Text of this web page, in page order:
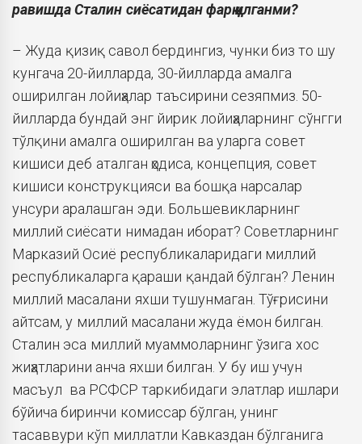
равишда Сталин сиёсатидан фарқ қилганми?
– Жуда қизиқ савол бердингиз, чунки биз то шу
кунгача 20-йилларда, 30-йилларда амалга
оширилган лойиҳалар таъсирини сезяпмиз. 50-
йилларда бундай энг йирик лойиҳаларнинг сўнгги
тўлқини амалга оширилган ва уларга совет
кишиси деб аталган ҳодиса, концепция, совет
кишиси конструкцияси ва бошқа нарсалар
унсури аралашган эди. Большевикларнинг
миллий сиёсати нимадан иборат? Советларнинг
Марказий Осиё республикаларидаги миллий
республикаларга қараши қандай бўлган? Ленин
миллий масалани яхши тушунмаган. Тўғрисини
айтсам, у миллий масалани жуда ёмон билган.
Сталин эса миллий муаммоларнинг ўзига хос
жиҳатларини анча яхши билган. У бу иш учун
масъул ва РСФСР таркибидаги элатлар ишлари
бўйича биринчи комиссар бўлган, унинг
тасаввури кўп миллатли Кавказдан бўлганига